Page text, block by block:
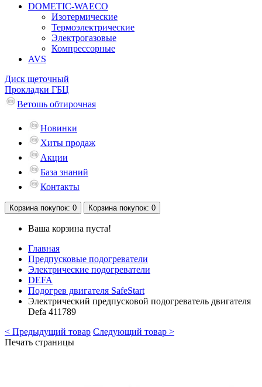
DOMETIC-WAECO
Изотермические
Термоэлектрические
Электрогазовые
Компрессорные
AVS
Диск щеточный
Прокладки ГБЦ
Ветошь обтирочная
Новинки
Хиты продаж
Акции
База знаний
Контакты
Корзина покупок: 0 Корзина покупок: 0
Ваша корзина пуста!
Главная
Предпусковые подогреватели
Электрические подогреватели
DEFA
Подогрев двигателя SafeStart
Электрический предпусковой подогреватель двигателя
Defa 411789
< Предыдущий товар Следующий товар >
Печать страницы